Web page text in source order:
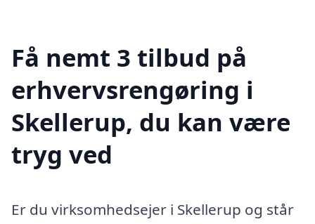
Få nemt 3 tilbud på
erhvervsrengøring i
Skellerup, du kan være
tryg ved
Er du virksomhedsejer i Skellerup og står